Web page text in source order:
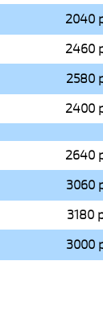
2040
2460
2580
2400
2640
3060
3180
3000